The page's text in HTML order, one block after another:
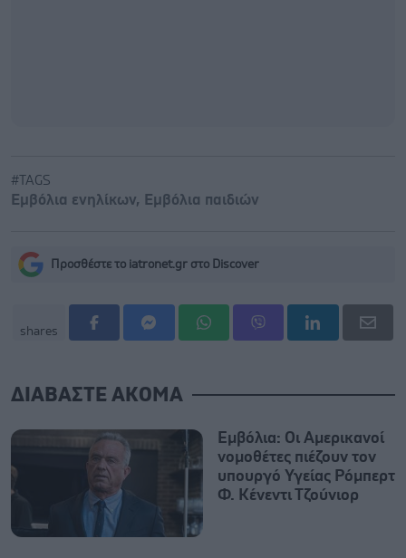
#TAGS
Εμβόλια ενηλίκων, Εμβόλια παιδιών
Προσθέστε το iatronet.gr στο Discover
shares
ΔΙΑΒΑΣΤΕ ΑΚΟΜΑ
Εμβόλια: Οι Αμερικανοί
νομοθέτες πιέζουν τον
υπουργό Υγείας Ρόμπερτ
Φ. Κένεντι Τζούνιορ